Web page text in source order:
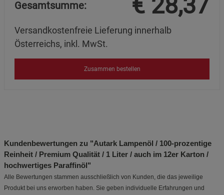
Gesamtsumme:
Versandkostenfreie Lieferung innerhalb
Österreichs, inkl. MwSt.
Zusammen bestellen
Kundenbewertungen zu "Autark Lampenöl / 100-prozentige
Reinheit / Premium Qualität / 1 Liter / auch im 12er Karton /
hochwertiges Paraffinöl"
Alle Bewertungen stammen ausschließlich von Kunden, die das jeweilige
Produkt bei uns erworben haben. Sie geben individuelle Erfahrungen und